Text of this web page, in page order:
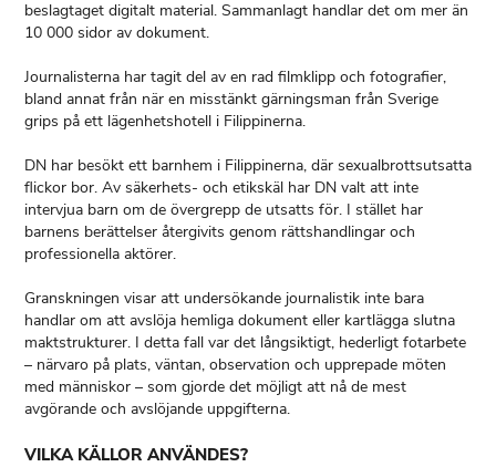
beslagtaget digitalt material. Sammanlagt handlar det om mer än
10 000 sidor av dokument.
Journalisterna har tagit del av en rad filmklipp och fotografier,
bland annat från när en misstänkt gärningsman från Sverige
grips på ett lägenhetshotell i Filippinerna.
DN har besökt ett barnhem i Filippinerna, där sexualbrottsutsatta
flickor bor. Av säkerhets- och etikskäl har DN valt att inte
intervjua barn om de övergrepp de utsatts för. I stället har
barnens berättelser återgivits genom rättshandlingar och
professionella aktörer.
Granskningen visar att undersökande journalistik inte bara
handlar om att avslöja hemliga dokument eller kartlägga slutna
maktstrukturer. I detta fall var det långsiktigt, hederligt fotarbete
– närvaro på plats, väntan, observation och upprepade möten
med människor – som gjorde det möjligt att nå de mest
avgörande och avslöjande uppgifterna.
VILKA KÄLLOR ANVÄNDES?